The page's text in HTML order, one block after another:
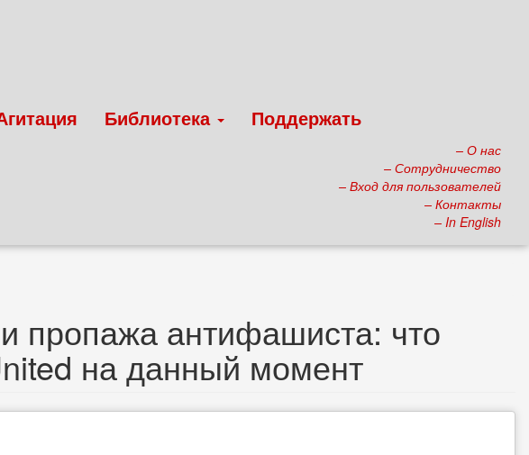
Библиотека Поддержать
– О нас
– Сотрудничество
– Вход для пользователей
– Контакты
– In English
пропажа антифашиста: что
на данный момент